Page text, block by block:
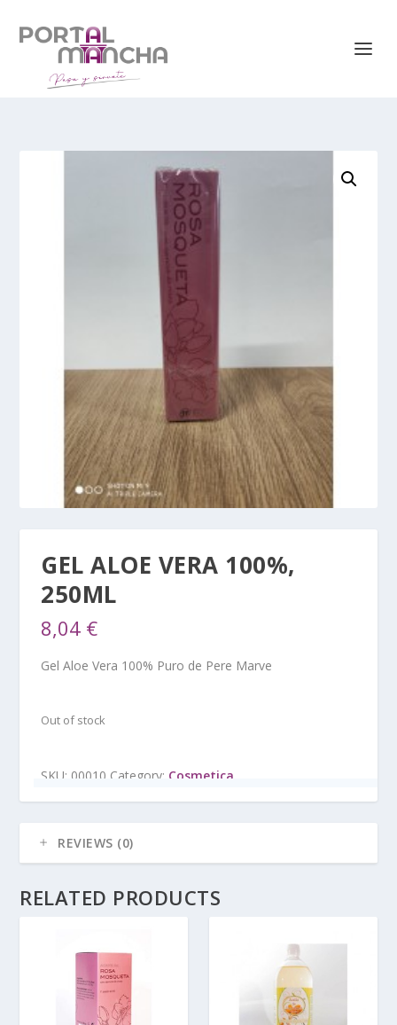
GEL ALOE VERA 100%,
250ML
8,04 €
Gel Aloe Vera 100% Puro de Pere Marve
Out of stock
SKU: 00010 Category: Cosmetica
REVIEWS (0)
RELATED PRODUCTS